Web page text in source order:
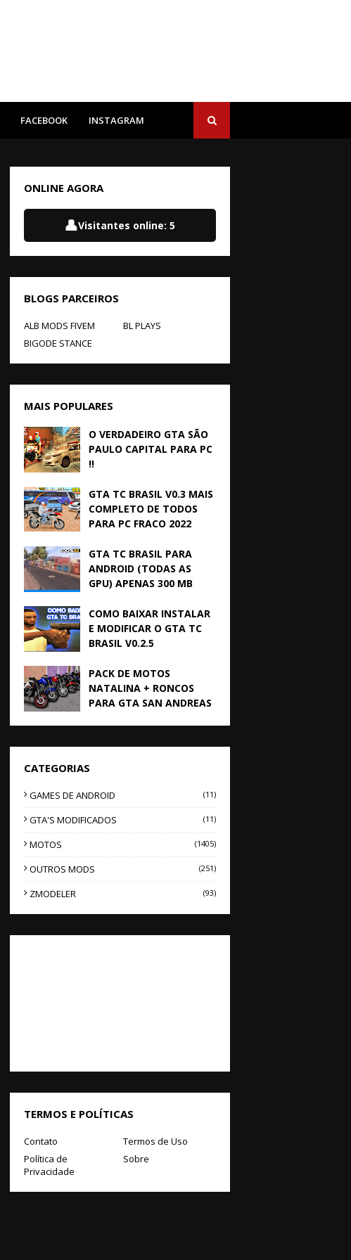
FACEBOOK INSTAGRAM
ONLINE AGORA
👤Visitantes online:5
BLOGS PARCEIROS
ALB MODS FIVEM
BL PLAYS
BIGODE STANCE
MAIS POPULARES
O VERDADEIRO GTA SÃO
PAULO CAPITAL PARA PC
!!
GTA TC BRASIL V0.3 MAIS
COMPLETO DE TODOS
PARA PC FRACO 2022
GTA TC BRASIL PARA
ANDROID (TODAS AS
GPU) APENAS 300 MB
COMO BAIXAR INSTALAR
E MODIFICAR O GTA TC
BRASIL V0.2.5
PACK DE MOTOS
NATALINA + RONCOS
PARA GTA SAN ANDREAS
CATEGORIAS
GAMES DE ANDROID (11)
GTA'S MODIFICADOS (11)
MOTOS (1405)
OUTROS MODS (251)
ZMODELER (93)
TERMOS E POLÍTICAS
Contato
Termos de Uso
Política de
Privacidade
Sobre